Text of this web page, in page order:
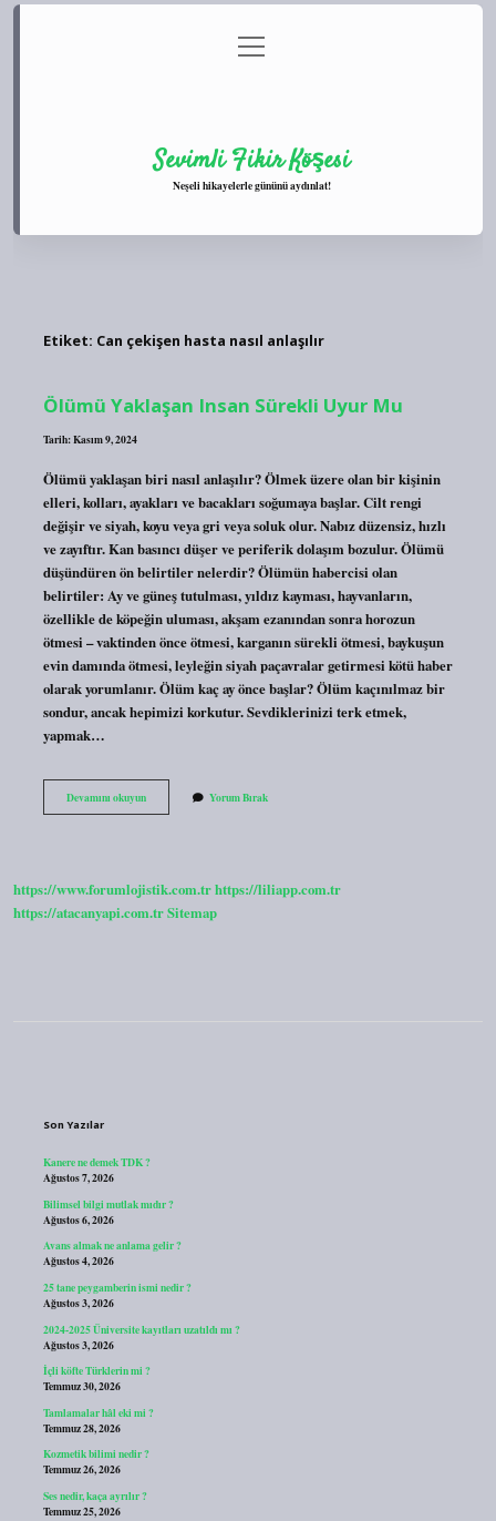
Gizlilik Politikası
menüyü
aç
Sevimli Fikir Köşesi
Neşeli hikayelerle gününü aydınlat!
Etiket: Can çekişen hasta nasıl anlaşılır
Ölümü Yaklaşan Insan Sürekli Uyur Mu
Tarih: Kasım 9, 2024
Ölümü yaklaşan biri nasıl anlaşılır? Ölmek üzere olan bir kişinin
elleri, kolları, ayakları ve bacakları soğumaya başlar. Cilt rengi
değişir ve siyah, koyu veya gri veya soluk olur. Nabız düzensiz, hızlı
ve zayıftır. Kan basıncı düşer ve periferik dolaşım bozulur. Ölümü
düşündüren ön belirtiler nelerdir? Ölümün habercisi olan
belirtiler: Ay ve güneş tutulması, yıldız kayması, hayvanların,
özellikle de köpeğin uluması, akşam ezanından sonra horozun
ötmesi – vaktinden önce ötmesi, karganın sürekli ötmesi, baykuşun
evin damında ötmesi, leyleğin siyah paçavralar getirmesi kötü haber
olarak yorumlanır. Ölüm kaç ay önce başlar? Ölüm kaçınılmaz bir
sondur, ancak hepimizi korkutur. Sevdiklerinizi terk etmek,
yapmak…
Devamını okuyunÖlümü
Yaklaşan
Yorum Bırak
https://www.forumlojistik.com.trhttps://liliapp.com.tr
https://atacanyapi.com.trSitemap
Son Yazılar
Kanere ne demek TDK ?
Ağustos 7, 2026
Bilimsel bilgi mutlak mıdır ?
Ağustos 6, 2026
Avans almak ne anlama gelir ?
Ağustos 4, 2026
25 tane peygamberin ismi nedir ?
Ağustos 3, 2026
2024-2025 Üniversite kayıtları uzatıldı mı ?
Ağustos 3, 2026
İçli köfte Türklerin mi ?
Temmuz 30, 2026
Tamlamalar hâl eki mi ?
Temmuz 28, 2026
Kozmetik bilimi nedir ?
Temmuz 26, 2026
Ses nedir, kaça ayrılır ?
Temmuz 25, 2026